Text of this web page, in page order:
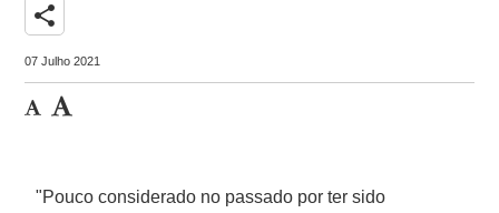
share
07 Julho 2021
"Pouco considerado no passado por ter sido